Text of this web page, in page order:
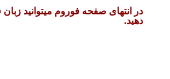
در انتهای صفحه فوروم میتوانید زبان
دهید.